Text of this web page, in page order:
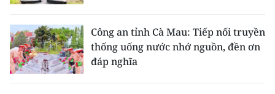
Công an tỉnh Cà Mau: Tiếp nối truyền
thống uống nước nhớ nguồn, đền ơn
đáp nghĩa